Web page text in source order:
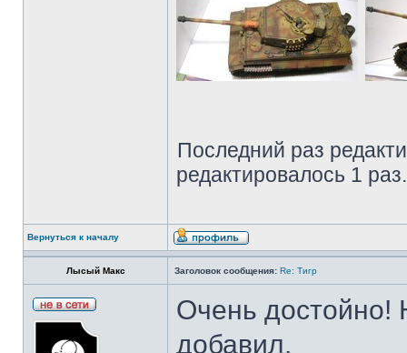
Последний раз
редактировалось 1 раз.
Вернуться к началу
Лысый Макс Заголовок сообщения: Re: Тигр
Очень
добавил.